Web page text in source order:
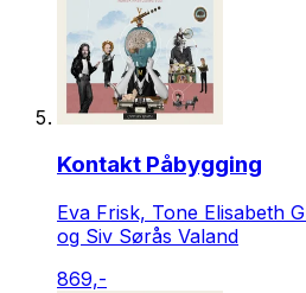
Kontakt Påbygging
Eva Frisk, Tone Elisabeth
og Siv Sørås Valand
869,-